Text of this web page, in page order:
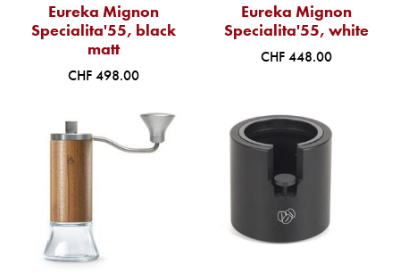
Eureka Mignon
Specialita'55, black
matt
CHF 498.00
Eureka Mignon
Specialita'55, white
CHF 448.00